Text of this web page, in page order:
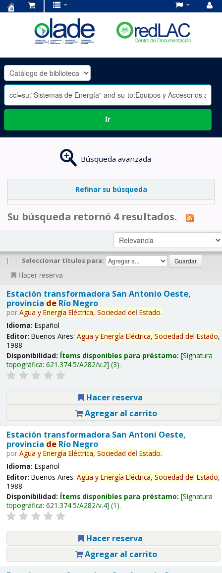
OLADE
-
Ir
Búsqueda avanzada
Refinar su búsqueda
Su búsqueda retornó 4 resultados.
| | Seleccionar títulos para:
Hacer reserva
Estación transformadora San Antonio Oeste,
provincia deRío Negro
por Agua y Energía Eléctrica, Sociedad del Estado.
Idioma: Español
Editor: Buenos Aires: Agua y Energía Eléctrica, Sociedad del Estado,
1988
Disponibilidad: Ítems disponibles para préstamo: Signatura
topográfica: 621.374.5/A282/v.2 (3).
Hacer reserva
Agregar al carrito
Estación transformadora San Antoni Oeste,
provincia deRío Negro
por Agua y Energía Eléctrica, Sociedad del Estado.
Idioma: Español
Editor: Buenos Aires: Agua y Energía Eléctrica, Sociedad del Estado,
1988
Disponibilidad: Ítems disponibles para préstamo: Signatura
topográfica: 621.374.5/A282/v.4 (1).
Hacer reserva
Agregar al carrito